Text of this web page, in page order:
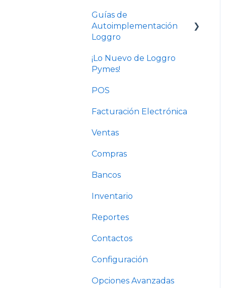
Guías de
Autoimplementación
Loggro
Plan Facturación
Electrónica
Plan Básico y Estándar
¡Lo Nuevo de Loggro
Pymes!
POS
Facturación Electrónica
Ventas
Compras
Bancos
Inventario
Reportes
Contactos
Configuración
Opciones Avanzadas